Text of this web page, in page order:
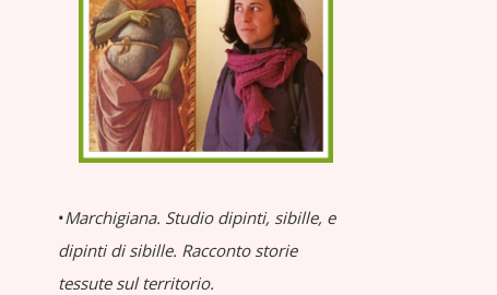
•Marchigiana. Studio dipinti, sibille, e
dipinti di sibille. Racconto storie
tessute sul territorio.